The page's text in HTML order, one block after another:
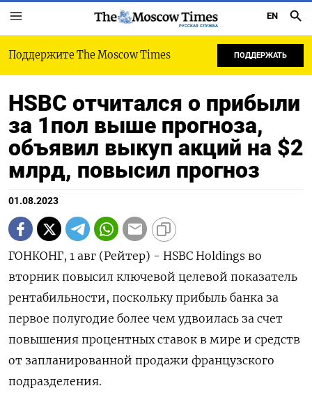
РУССКАЯ СЛУЖБА
EN
Поддержите The Moscow Times ПОДДЕРЖАТЬ
HSBC отчитался о прибыли
за 1пол выше прогноза,
объявил выкуп акций на $2
млрд, повысил прогноз
01.08.2023
ГОНКОНГ, 1 авг (Рейтер) - HSBC Holdings во
вторник повысил ключевой целевой показатель
рентабильности, поскольку прибыль банка за
первое полугодие более чем удвоилась за счет
повышения процентных ставок в мире и средств
от запланированной продажи французского
подразделения.